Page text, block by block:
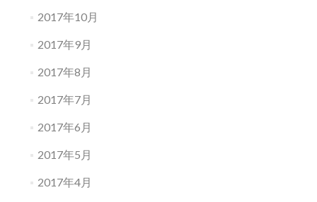
2017年10月
2017年9月
2017年8月
2017年7月
2017年6月
2017年5月
2017年4月